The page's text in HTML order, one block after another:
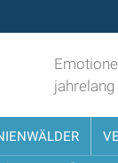
jahrelang